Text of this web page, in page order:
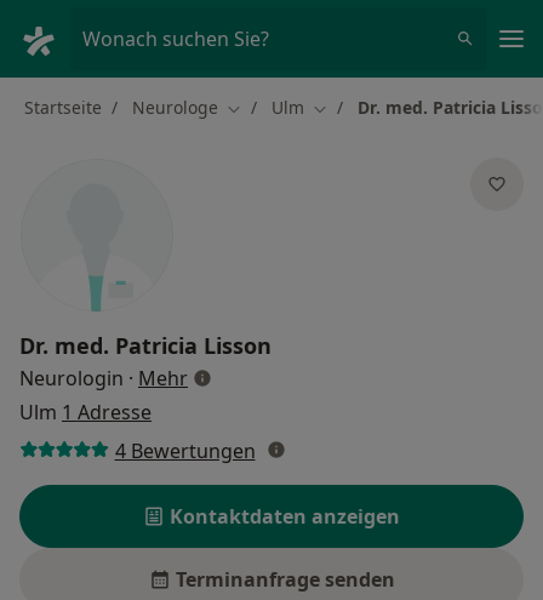
Wonach suchen Sie?
Startseite Neurologe Stadt ändern
Ulm Stadt ändern
Dr. med. Patricia
Dr. med. Patricia Lisson
Neurologin · Mehrüber Spezialisierungen
Ulm 1 Adresse
4 Bewertungen
Kontaktdaten anzeigen
Terminanfrage senden